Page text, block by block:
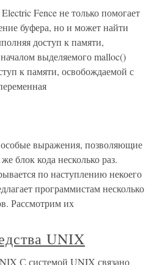
Fence не только помогает
буфера, но и может найти
доступ к памяти,
выделяемого malloc()
к памяти, освобождаемой с
выражения, позволяющие
блок кода несколько раз.
по наступлению некоего
программистам несколько
Рассмотрим их
UNIX
С системой UNIX связано